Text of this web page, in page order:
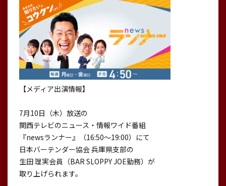
【メディア出演情報】
7月10日（木）放送の
関西テレビのニュース・情報ワイド番組
『newsランナー』（16:50〜19:00）にて
日本バーテンダー協会 兵庫県支部の
生田 理実会員（BAR SLOPPY JOE勤務）が
取り上げられます。